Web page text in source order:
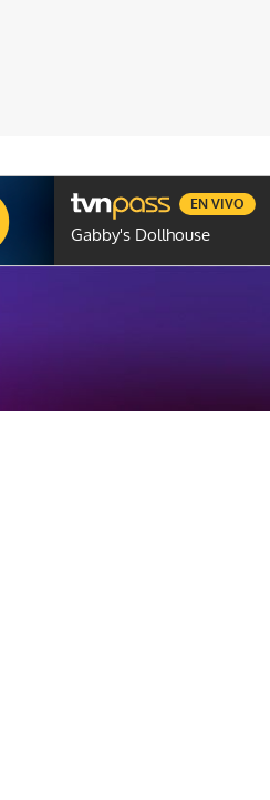
GENTE TVN
Gabby's Dollhouse
EN VIVO